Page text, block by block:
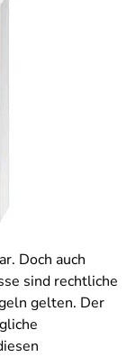
Doch auch
sind rechtliche
gelten. Der